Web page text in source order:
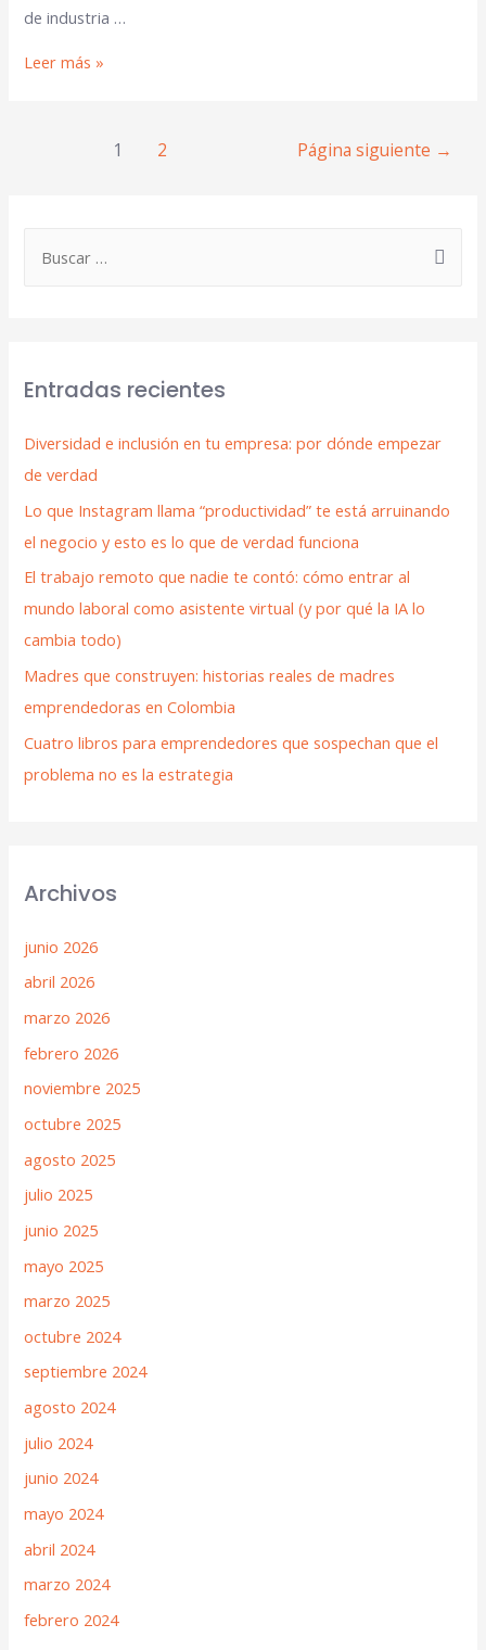
Entradas recientes
Diversidad e inclusión en tu empresa: por dónde empezar
de verdad
Lo que Instagram llama “productividad” te está arruinando
el negocio y esto es lo que de verdad funciona
El trabajo remoto que nadie te contó: cómo entrar al
mundo laboral como asistente virtual (y por qué la IA lo
cambia todo)
Madres que construyen: historias reales de madres
emprendedoras en Colombia
Cuatro libros para emprendedores que sospechan que el
problema no es la estrategia
Archivos
junio 2026
abril 2026
marzo 2026
febrero 2026
noviembre 2025
octubre 2025
agosto 2025
julio 2025
junio 2025
mayo 2025
marzo 2025
octubre 2024
septiembre 2024
agosto 2024
julio 2024
junio 2024
mayo 2024
abril 2024
marzo 2024
febrero 2024
de industria …
Leer más »
1 2 Página siguiente →